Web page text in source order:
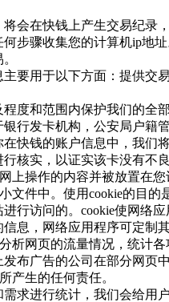
将会在快钱上产生交易纪录
步骤收集您的计算机ip地
主要用于以下方面：提供
程度和范围内保护我们的
行发卡机构，公安局户籍
快钱的账户信息中，我们
核实，以证实该卡没有不
网上操作的内容并被放置在
文件中。使用cookie的目
行访问的。cookie使网络
息，网络应用程序可定制
析网页的流量情况，统计
布广告的公司在部分网页
产生的任何责任。
需求进行统计，我们会给